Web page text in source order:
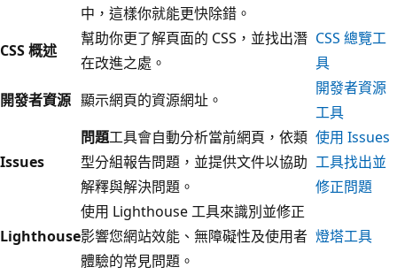
中，這樣你就能更快除錯。
CSS 概述
幫助你更了解頁面的 CSS，並找出潛
在改進之處。
CSS 總覽工
具
開發者資源 顯示網頁的資源網址。
開發者資源
工具
Issues
問題工具會自動分析當前網頁，依類
型分組報告問題，並提供文件以協助
解釋與解決問題。
使用 Issues
工具找出並
修正問題
Lighthouse
使用 Lighthouse 工具來識別並修正
影響您網站效能、無障礙性及使用者
體驗的常見問題。
燈塔工具